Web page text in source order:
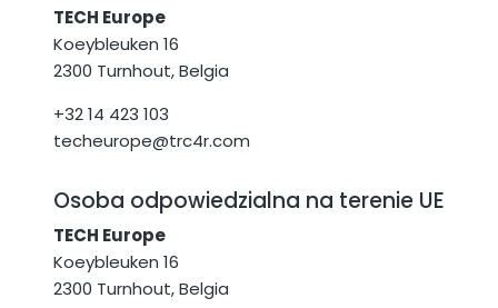
TECH Europe
Koeybleuken 16
2300 Turnhout, Belgia
+32 14 423 103
techeurope@trc4r.com
Osoba odpowiedzialna na terenie UE
TECH Europe
Koeybleuken 16
2300 Turnhout, Belgia